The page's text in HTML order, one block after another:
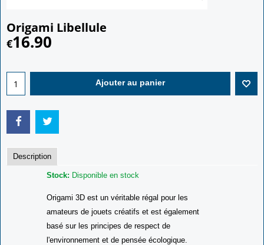
Origami Libellule
€16.90
Ajouter au panier
Description
Stock: Disponible en stock
Origami 3D est un véritable régal pour les
amateurs de jouets créatifs et est également
basé sur les principes de respect de
l'environnement et de pensée écologique.